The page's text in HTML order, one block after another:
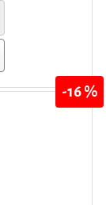
-16 %